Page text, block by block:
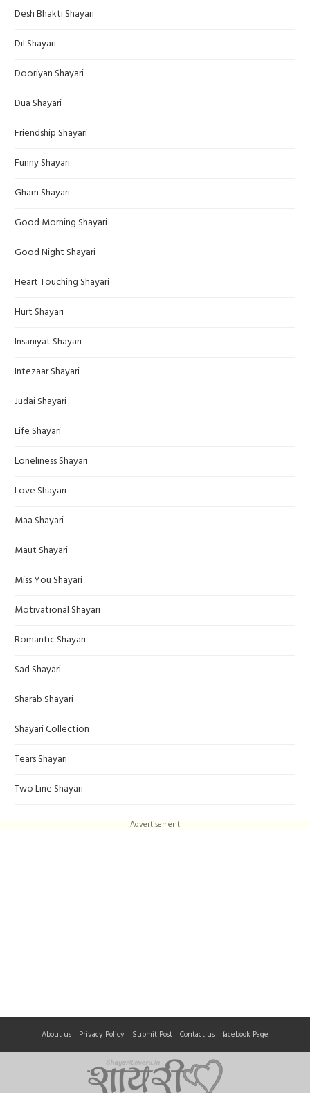
Desh Bhakti Shayari
Dil Shayari
Dooriyan Shayari
Dua Shayari
Friendship Shayari
Funny Shayari
Gham Shayari
Good Morning Shayari
Good Night Shayari
Heart Touching Shayari
Hurt Shayari
Insaniyat Shayari
Intezaar Shayari
Judai Shayari
Life Shayari
Loneliness Shayari
Love Shayari
Maa Shayari
Maut Shayari
Miss You Shayari
Motivational Shayari
Romantic Shayari
Sad Shayari
Sharab Shayari
Shayari Collection
Tears Shayari
Two Line Shayari
Advertisement
About us Privacy Policy Submit Post Contact us facebook Page